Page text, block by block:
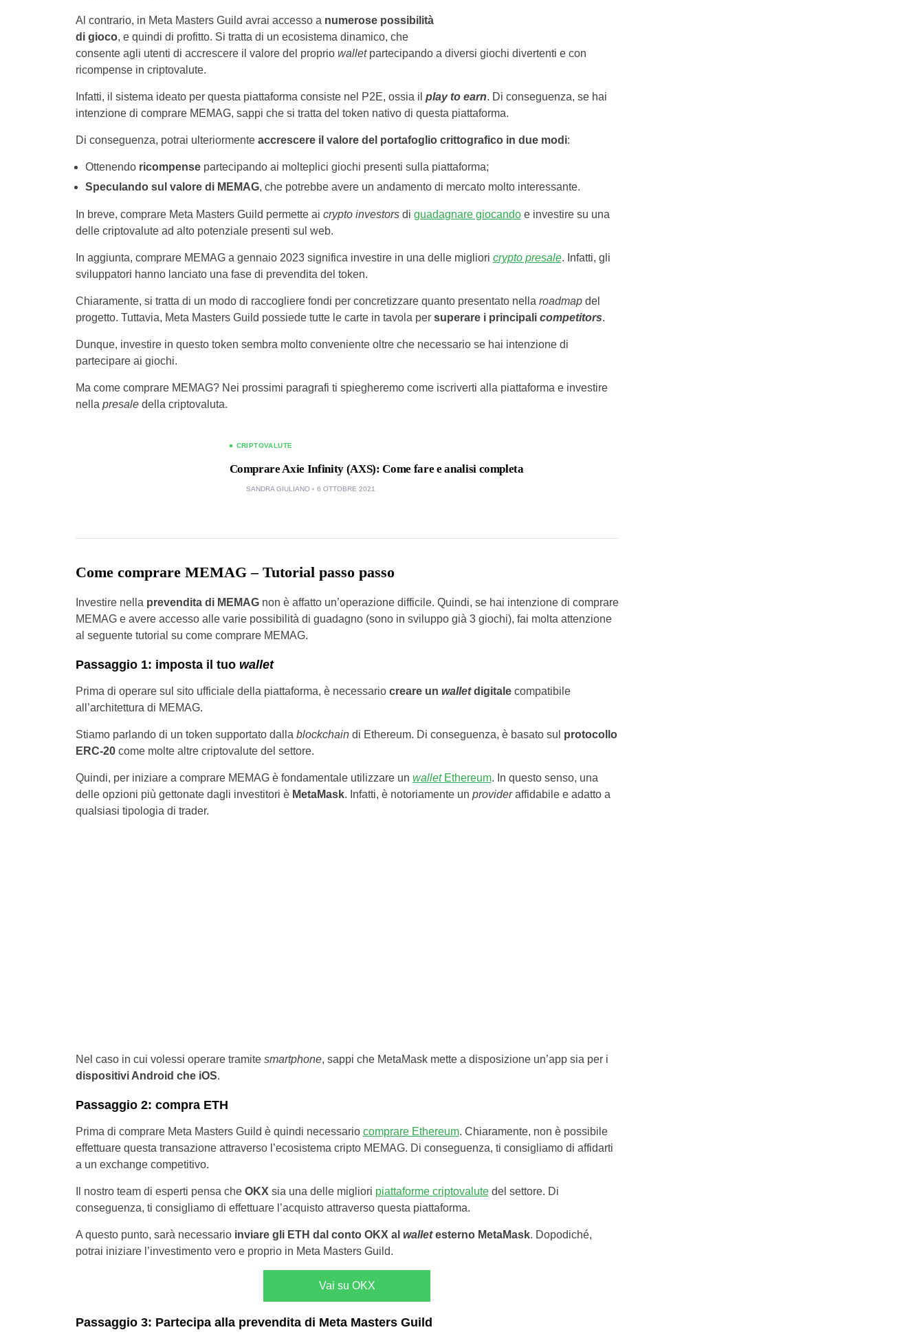
Al contrario, in Meta Masters Guild avrai accesso a numerose possibilità
di gioco, e quindi di profitto. Si tratta di un ecosistema dinamico, che
consente agli utenti di accrescere il valore del proprio walletpartecipando a diversi giochi divertenti e con
ricompense in criptovalute.
Infatti, il sistema ideato per questa piattaforma consiste nel P2E, ossia il play to earn. Di conseguenza, se hai
intenzione di comprare MEMAG, sappi che si tratta del token nativo di questa piattaforma.
Di conseguenza, potrai ulteriormente accrescere il valore del portafoglio crittografico in due modi:
Ottenendo ricompensepartecipando ai molteplici giochi presenti sulla piattaforma;
Speculando sul valore di MEMAG, che potrebbe avere un andamento di mercato molto interessante.
In breve, comprare Meta Masters Guild permette ai crypto investorsdi guadagnare giocandoe investire su una
delle criptovalute ad alto potenziale presenti sul web.
In aggiunta, comprare MEMAG a gennaio 2023 significa investire in una delle migliori crypto presale. Infatti, gli
sviluppatori hanno lanciato una fase di prevendita del token.
Chiaramente, si tratta di un modo di raccogliere fondi per concretizzare quanto presentato nella roadmap del
progetto. Tuttavia, Meta Masters Guild possiede tutte le carte in tavola per superare i principali competitors.
Dunque, investire in questo token sembra molto conveniente oltre che necessario se hai intenzione di
partecipare ai giochi.
Ma come comprare MEMAG? Nei prossimi paragrafi ti spiegheremo come iscriverti alla piattaforma e investire
nella presaledella criptovaluta.
CRIPTOVALUTE
Comprare Axie Infinity (AXS): Come fare e analisi completa
SANDRA GIULIANO 6 OTTOBRE 2021
Come comprare MEMAG – Tutorial passo passo
Investire nella prevendita di MEMAGnon è affatto un’operazione difficile. Quindi, se hai intenzione di comprare
MEMAG e avere accesso alle varie possibilità di guadagno (sono in sviluppo già 3 giochi), fai molta attenzione
al seguente tutorial su come comprare MEMAG.
Passaggio 1: imposta il tuo wallet
Prima di operare sul sito ufficiale della piattaforma, è necessario creare un walletdigitalecompatibile
all’architettura di MEMAG.
Stiamo parlando di un token supportato dalla blockchaindi Ethereum. Di conseguenza, è basato sul protocollo
ERC-20come molte altre criptovalute del settore.
Quindi, per iniziare a comprare MEMAG è fondamentale utilizzare un walletEthereum. In questo senso, una
delle opzioni più gettonate dagli investitori è MetaMask. Infatti, è notoriamente un provideraffidabile e adatto a
qualsiasi tipologia di trader.
Nel caso in cui volessi operare tramite smartphone, sappi che MetaMask mette a disposizione un’app sia per i
dispositivi Android che iOS.
Passaggio 2: compra ETH
Prima di comprare Meta Masters Guild è quindi necessario comprare Ethereum. Chiaramente, non è possibile
effettuare questa transazione attraverso l’ecosistema cripto MEMAG. Di conseguenza, ti consigliamo di affidarti
a un exchange competitivo.
Il nostro team di esperti pensa che OKX sia una delle migliori piattaforme criptovalutedel settore. Di
conseguenza, ti consigliamo di effettuare l’acquisto attraverso questa piattaforma.
A questo punto, sarà necessario inviare gli ETH dal conto OKX al walletesterno MetaMask. Dopodiché,
potrai iniziare l’investimento vero e proprio in Meta Masters Guild.
Vai su OKX
Passaggio 3: Partecipa alla prevendita di Meta Masters Guild